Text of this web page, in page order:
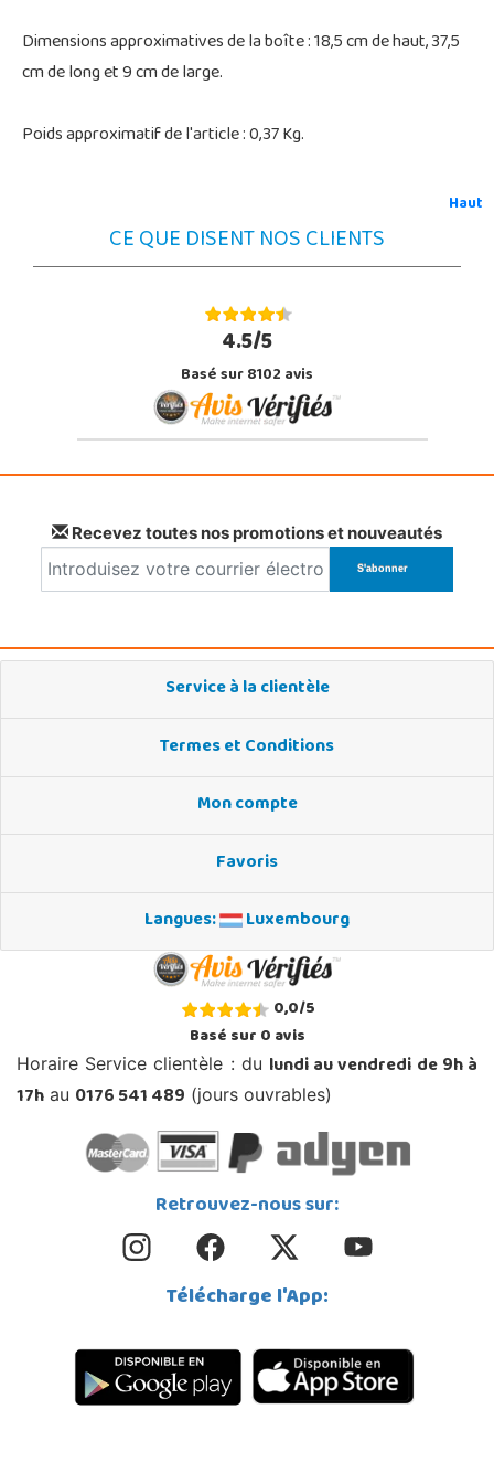
Dimensions approximatives de la boîte : 18,5 cm de haut, 37,5
cm de long et 9 cm de large.
Poids approximatif de l'article : 0,37 Kg.
Haut
CE QUE DISENT NOS CLIENTS
4.5/5
Basé sur 8102 avis
Recevez toutes nos promotions et nouveautés
Service à la clientèle
Termes et Conditions
Mon compte
Favoris
Langues:
Luxembourg
0,0/5
Basé sur0avis
Horaire Service clientèle : du lundi au vendredi de 9h à
17h au 0176 541 489 (jours ouvrables)
Retrouvez-nous sur:
Télécharge l'App: